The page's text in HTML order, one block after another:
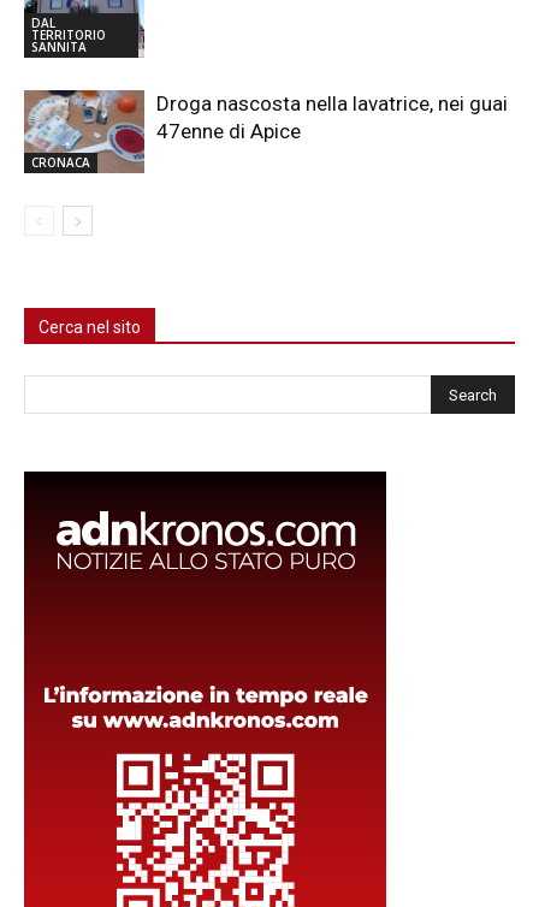
DAL
TERRITORIO
SANNITA
CRONACA
Droga nascosta nella lavatrice, nei guai
47enne di Apice
Cerca nel sito